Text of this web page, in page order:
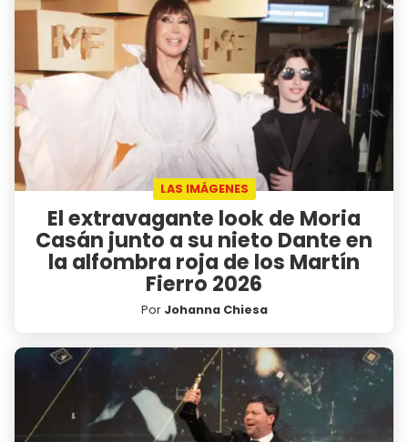
LAS IMÁGENES
El extravagante look de Moria
Casán junto a su nieto Dante en
la alfombra roja de los Martín
Fierro 2026
Por Johanna Chiesa